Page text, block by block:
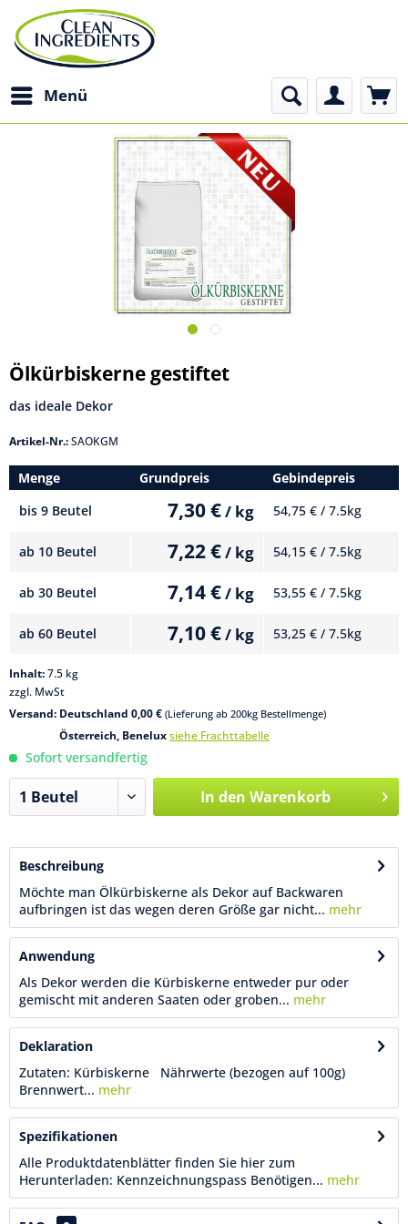
Menü
Ölkürbiskerne gestiftet
das ideale Dekor
Artikel-Nr.:SAOKGM
Menge Grundpreis
Gebindepreis
bis 9 Beutel 7,30 €/ kg 54,75 € / 7.5kg
ab 10 Beutel 7,22 €/ kg 54,15 € / 7.5kg
ab 30 Beutel 7,14 €/ kg 53,55 € / 7.5kg
ab 60 Beutel 7,10 €/ kg 53,25 € / 7.5kg
Inhalt:7.5 kg
zzgl. MwSt
Versand: Deutschland 0,00 € (Lieferung ab 200kg Bestellmenge)
Österreich, Beneluxsiehe Frachttabelle
Sofort versandfertig
In den Warenkorb
Beschreibung
Möchte man Ölkürbiskerne als Dekor auf Backwaren
aufbringen ist das wegen deren Größe gar nicht... mehr
Anwendung
Als Dekor werden die Kürbiskerne entweder pur oder
gemischt mit anderen Saaten oder groben... mehr
Deklaration
Zutaten: Kürbiskerne Nährwerte (bezogen auf 100g)
Brennwert... mehr
Spezifikationen
Alle Produktdatenblätter finden Sie hier zum
Herunterladen: Kennzeichnungspass Benötigen... mehr